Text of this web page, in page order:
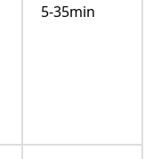
5-35min